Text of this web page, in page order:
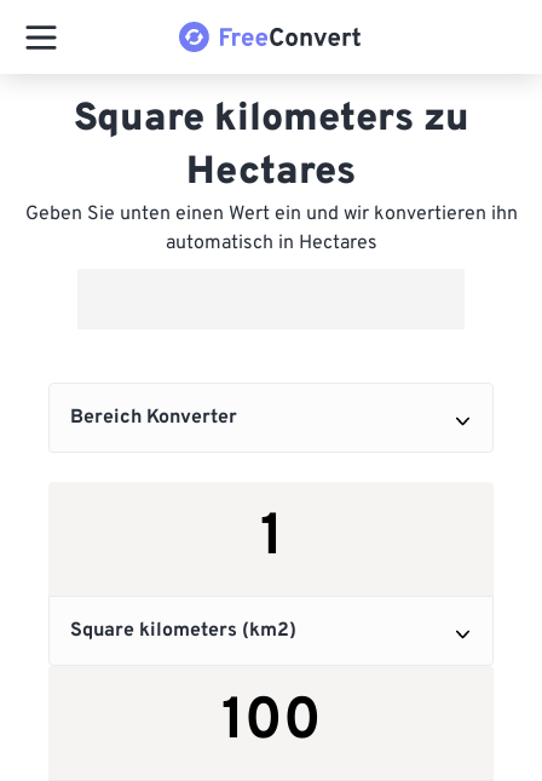
Square kilometers zu
Hectares
Geben Sie unten einen Wert ein und wir konvertieren ihn
automatisch in Hectares